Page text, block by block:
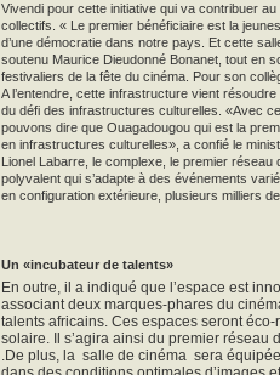
Vivendi pour cette initiative qui va contribuer
collectifs. « Le premier bénéficiaire est la
d’une démocratie dans notre pays. Et cette
soutenu Maurice Dieudonné Bonanet, tout en
festivaliers de la fête du cinéma. Pour son
A l’entendre, cette infrastructure vient
du défi des infrastructures culturelles. «Avec
pouvons dire que Ouagadougou qui est la
en infrastructures culturelles», a confié le
Lionel Labarre, le complexe, le premier
polyvalent qui s’adapte à des événements
en configuration extérieure, plusieurs milliers
Un «incubateur de talents»
En outre, il a indiqué que l’espace est
associant deux marques-phares du
talents africains. Ces espaces seront
solaire. Il s’agira ainsi du premier
.De plus, la salle de cinéma sera